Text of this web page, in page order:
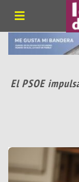
El PSOE